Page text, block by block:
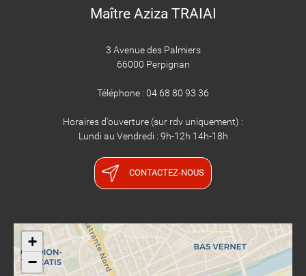
Maître Aziza TRAIAI
3 Avenue des Palmiers
66000 Perpignan
Téléphone : 04 68 80 93 36
Horaires d'ouverture (sur rdv uniquement) :
Lundi au Vendredi : 9h-12h 14h-18h
CONTACTEZ-NOUS
+
−